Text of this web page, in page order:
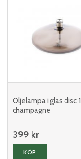
Oljelampa i glas disc
champagne
399 kr
KÖP